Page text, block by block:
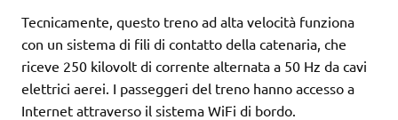
Tecnicamente, questo treno ad alta velocità funziona
con un sistema di fili di contatto della catenaria, che
riceve 250 kilovolt di corrente alternata a 50 Hz da cavi
elettrici aerei. I passeggeri del treno hanno accesso a
Internet attraverso il sistema WiFi di bordo.